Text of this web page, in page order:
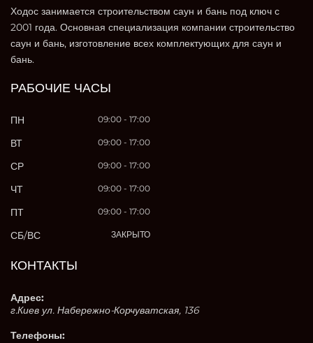
Ходос занимается строительством саун и бань под ключ с
2001 года. Основная специализация компании строительство
саун и бань, изготовление всех комплектующих для саун и
бань.
РАБОЧИЕ ЧАСЫ
ПН 09:00 - 17:00
ВТ 09:00 - 17:00
СР 09:00 - 17:00
ЧТ 09:00 - 17:00
ПТ 09:00 - 17:00
СБ/ВС ЗАКРЫТО
КОНТАКТЫ
Адрес:
г.Киев ул. Набережно-Корчуватская, 136
Телефоны: